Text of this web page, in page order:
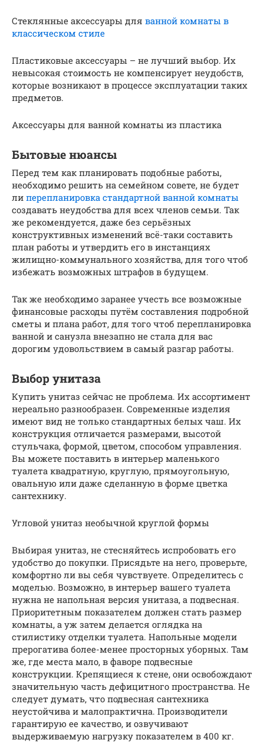
Стеклянные аксессуары для ванной комнаты в
классическом стиле
Пластиковые аксессуары – не лучший выбор. Их
невысокая стоимость не компенсирует неудобств,
которые возникают в процессе эксплуатации таких
предметов.
Аксессуары для ванной комнаты из пластика
Бытовые нюансы
Перед тем как планировать подобные работы,
необходимо решить на семейном совете, не будет
ли перепланировка стандартной ванной комнаты
создавать неудобства для всех членов семьи. Так
же рекомендуется, даже без серьёзных
конструктивных изменений всё-таки составить
план работы и утвердить его в инстанциях
жилищно-коммунального хозяйства, для того чтоб
избежать возможных штрафов в будущем.
Так же необходимо заранее учесть все возможные
финансовые расходы путём составления подробной
сметы и плана работ, для того чтоб перепланировка
ванной и санузла внезапно не стала для вас
дорогим удовольствием в самый разгар работы.
Выбор унитаза
Купить унитаз сейчас не проблема. Их ассортимент
нереально разнообразен. Современные изделия
имеют вид не только стандартных белых чаш. Их
конструкция отличается размерами, высотой
стульчака, формой, цветом, способом управления.
Вы можете поставить в интерьер маленького
туалета квадратную, круглую, прямоугольную,
овальную или даже сделанную в форме цветка
сантехнику.
Угловой унитаз необычной круглой формы
Выбирая унитаз, не стесняйтесь испробовать его
удобство до покупки. Присядьте на него, проверьте,
комфортно ли вы себя чувствуете. Определитесь с
моделью. Возможно, в интерьер вашего туалета
нужна не напольная версия унитаза, а подвесная.
Приоритетным показателем должен стать размер
комнаты, а уж затем делается оглядка на
стилистику отделки туалета. Напольные модели
прерогатива более-менее просторных уборных. Там
же, где места мало, в фаворе подвесные
конструкции. Крепящиеся к стене, они освобождают
значительную часть дефицитного пространства. Не
следует думать, что подвесная сантехника
неустойчива и малопрактична. Производители
гарантирую ее качество, и озвучивают
выдерживаемую нагрузку показателем в 400 кг.